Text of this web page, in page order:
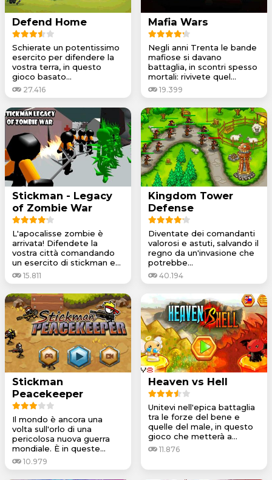
Defend Home
Schierate un potentissimo
esercito per difendere la
vostra terra, in questo
gioco basato...
27.416
Mafia Wars
Negli anni Trenta le bande
mafiose si davano
battaglia, in scontri spesso
mortali: rivivete quel...
19.399
Stickman - Legacy
of Zombie War
L'apocalisse zombie è
arrivata! Difendete la
vostra città comandando
un esercito di stickman e...
15.811
Kingdom Tower
Defense
Diventate dei comandanti
valorosi e astuti, salvando il
regno da un'invasione che
potrebbe...
40.194
Stickman
Peacekeeper
Il mondo è ancora una
volta sull'orlo di una
pericolosa nuova guerra
mondiale. È in queste...
10.979
Heaven vs Hell
Unitevi nell'epica battaglia
tra le forze del bene e
quelle del male, in questo
gioco che metterà a...
11.876